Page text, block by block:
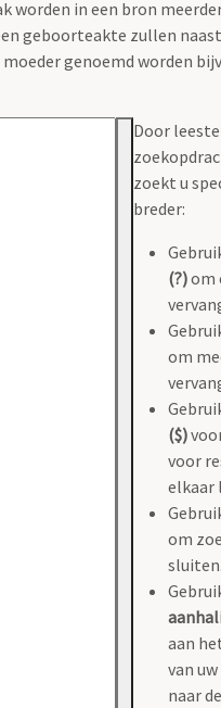
worden in een bron
geboorteakte zullen
moeder genoemd worden
Door
zoekt u
breder:
(?)om
om
($)
voor
elkaar
om
sluiten.
aan
van
naar